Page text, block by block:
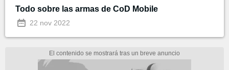
Todo sobre las armas de CoD Mobile
22 nov 2022